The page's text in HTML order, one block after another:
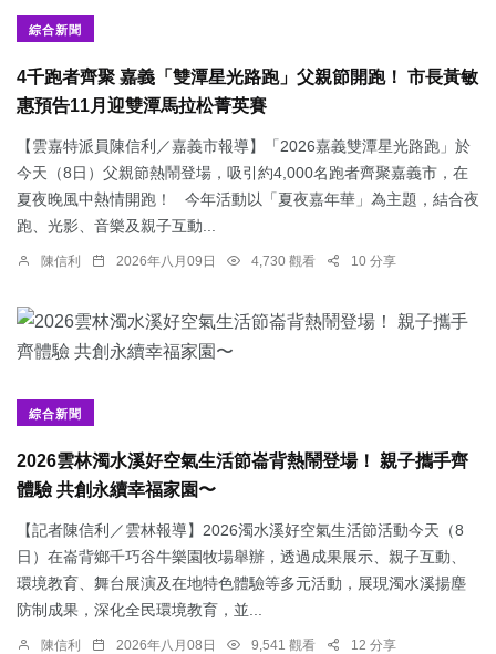
綜合新聞
4千跑者齊聚 嘉義「雙潭星光路跑」父親節開跑！ 市長黃敏
惠預告11月迎雙潭馬拉松菁英賽
【雲嘉特派員陳信利／嘉義市報導】「2026嘉義雙潭星光路跑」於
今天（8日）父親節熱鬧登場，吸引約4,000名跑者齊聚嘉義市，在
夏夜晚風中熱情開跑！ 今年活動以「夏夜嘉年華」為主題，結合夜
跑、光影、音樂及親子互動...
陳信利 2026年八月09日 4,730 觀看 10 分享
綜合新聞
2026雲林濁水溪好空氣生活節崙背熱鬧登場！ 親子攜手齊
體驗 共創永續幸福家園〜
【記者陳信利／雲林報導】2026濁水溪好空氣生活節活動今天（8
日）在崙背鄉千巧谷牛樂園牧場舉辦，透過成果展示、親子互動、
環境教育、舞台展演及在地特色體驗等多元活動，展現濁水溪揚塵
防制成果，深化全民環境教育，並...
陳信利 2026年八月08日 9,541 觀看 12 分享